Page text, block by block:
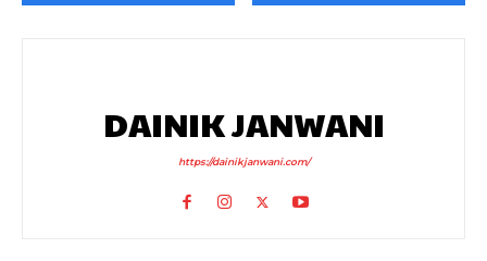
DAINIK JANWANI
https://dainikjanwani.com/